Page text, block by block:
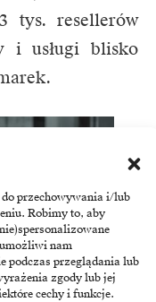
przechowywania i/lub
Robimy to, aby
nam
podczas przeglądania lub
zgody lub jej
cechy i funkcje.
tys. resellerów
i usługi blisko